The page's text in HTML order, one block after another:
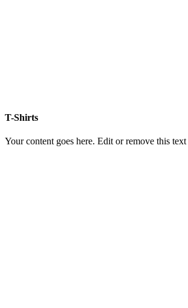
T-Shirts
Your content goes here. Edit or remove this